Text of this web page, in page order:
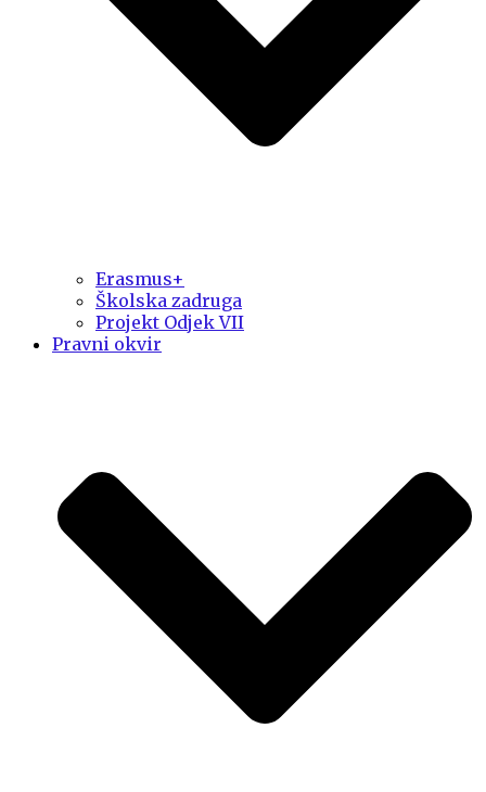
Erasmus+
Školska zadruga
Projekt Odjek VII
Pravni okvir